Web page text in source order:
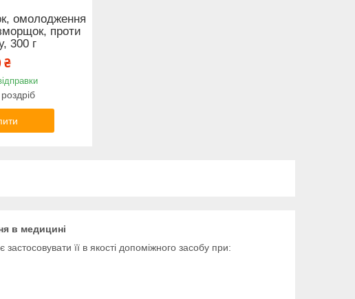
омолодження
проти
300 г
₴
в медицині
застосовувати її в якості допоміжного засобу при: